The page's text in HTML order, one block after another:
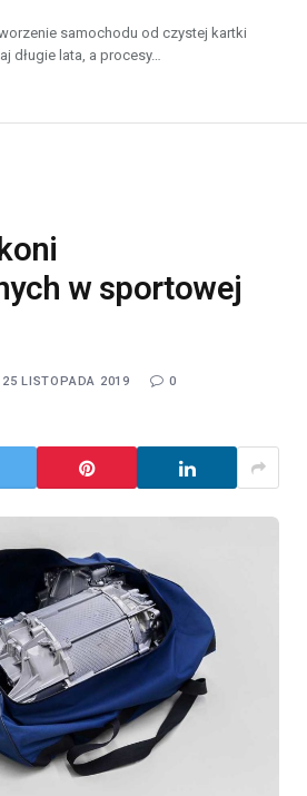
samochodu od czystej kartki
długie lata, a procesy…
w sportowej
25 LISTOPADA 2019 0